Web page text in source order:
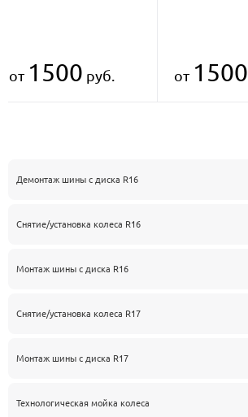
Демонтаж шины с диска R16
Снятие/установка колеса R16
Монтаж шины с диска R16
Снятие/установка колеса R17
Монтаж шины с диска R17
Технологическая мойка колеса
от 1500 руб. от 1500